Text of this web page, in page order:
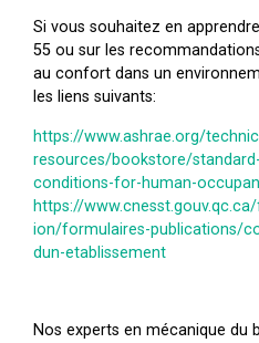
Si vous souhaitez en
55 ou sur les
au confort dans un
les liens suivants:
https://www.ashrae.org/
resources/bookstore/
conditions-for-human-
https://
ion/formulaires-publications/
dun-etablissement
Nos experts en mécanique du